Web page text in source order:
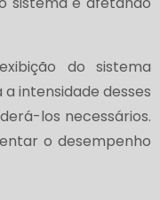
do sistema
intensidade desses
los necessários.
o desempenho